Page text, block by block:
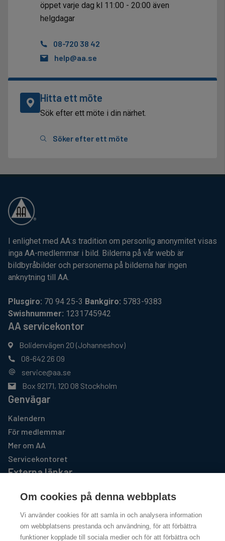
öppet varje dag kl 11:00 - 20:00 även
helgdagar
08-720 38 42
help@aa.se
Hitta ett möte
Sök efter ett möte i din närhet.
Söker efter ett möte
I enlighet med AA:s tradition om personlig anonymitet visas
inga AA-medlemmar i bild. Bilderna på vår webb är
bildbyråbilder och personerna på bilderna har ingen
anknytning till AA.
Plusgiro: 70 94 25-3 Bankgiro: 5783-9383
Swishnummer: 1231745942
AA servicekontor
Bolidenvägen 20 (Johanneshov)
08-642 26 09
service@aa.se
Box 92171, 120 08 Stockholm
Genvägar
Kalendern
För medlemmar
Mer om AA
Servicekontoret
Externa länkar
AA GSO USA
Al-Anon Familjegrupper
http://www.al-anon.se
Om cookies på denna webbplats
Vi använder cookies för att samla in och analysera information
om webbplatsens prestanda och användning, för att förbättra
funktioner kopplade till sociala medier och för att förbättra och